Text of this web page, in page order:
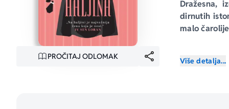
PROČITAJ ODLOMAK
Dražesna,
dirnutih
malo
dva
Više detalja...